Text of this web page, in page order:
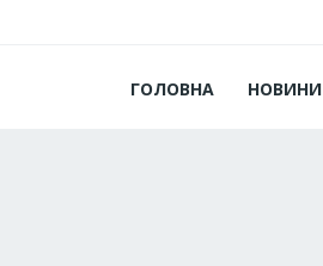
ГОЛОВНА НОВИНИ